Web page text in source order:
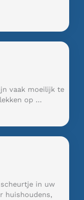
vaak moeilijk te
op …
in uw
huishoudens,